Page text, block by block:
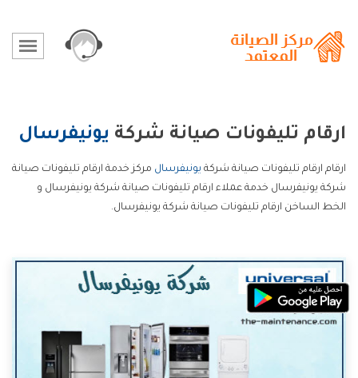
ارقام تليفونات صيانة شركة يونيفرسال
ارقام ارقام تليفونات صيانة شركة يونيفرسال مركز خدمة ارقام تليفونات صيانة
شركة يونيفرسال خدمة عملاء ارقام تليفونات صيانة شركة يونيفرسال و
الخط الساخن ارقام تليفونات صيانة شركة يونيفرسال.